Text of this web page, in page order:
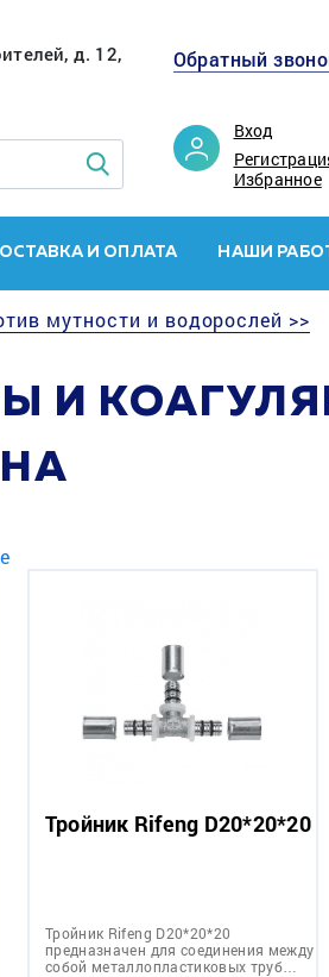
д. 12,
Обратный
Вход
Избранное
И ОПЛАТА НАШИ
мутности и водорослей >>
И
Тройник Rifeng D20*20*20
Тройник Rifeng D20*20*20
предназначен для соединения между
собой металлопластиковых труб…